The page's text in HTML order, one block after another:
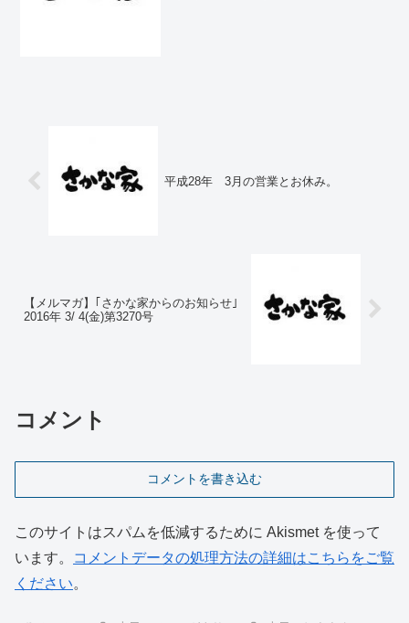
平成28年 3月の営業とお休み。
【メルマガ】｢さかな家からのお知らせ｣
2016年 3/ 4(金)第3270号
コメント
コメントを書き込む
このサイトはスパムを低減するために Akismet を使って
います。
コメントデータの処理方法の詳細はこちらをご覧
ください。